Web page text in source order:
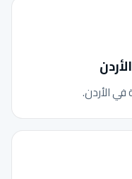
في الأردن.